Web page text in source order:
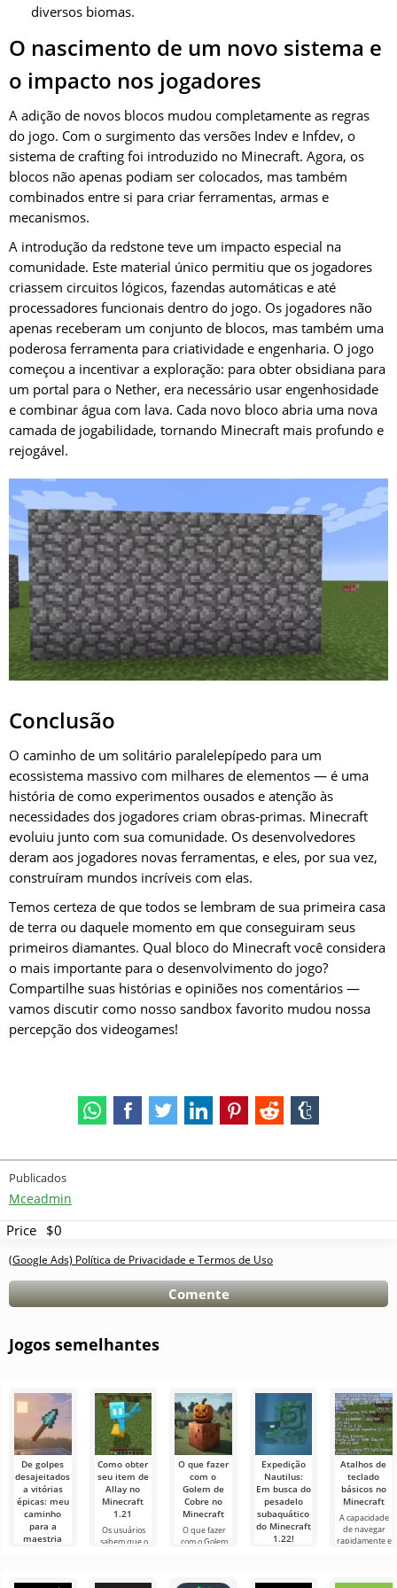
diversos biomas.
O nascimento de um novo sistema e
o impacto nos jogadores
A adição de novos blocos mudou completamente as regras
do jogo. Com o surgimento das versões Indev e Infdev, o
sistema de crafting foi introduzido no Minecraft. Agora, os
blocos não apenas podiam ser colocados, mas também
combinados entre si para criar ferramentas, armas e
mecanismos.
A introdução da redstone teve um impacto especial na
comunidade. Este material único permitiu que os jogadores
criassem circuitos lógicos, fazendas automáticas e até
processadores funcionais dentro do jogo. Os jogadores não
apenas receberam um conjunto de blocos, mas também uma
poderosa ferramenta para criatividade e engenharia. O jogo
começou a incentivar a exploração: para obter obsidiana para
um portal para o Nether, era necessário usar engenhosidade
e combinar água com lava. Cada novo bloco abria uma nova
camada de jogabilidade, tornando Minecraft mais profundo e
rejogável.
Conclusão
O caminho de um solitário paralelepípedo para um
ecossistema massivo com milhares de elementos — é uma
história de como experimentos ousados e atenção às
necessidades dos jogadores criam obras-primas. Minecraft
evoluiu junto com sua comunidade. Os desenvolvedores
deram aos jogadores novas ferramentas, e eles, por sua vez,
construíram mundos incríveis com elas.
Temos certeza de que todos se lembram de sua primeira casa
de terra ou daquele momento em que conseguiram seus
primeiros diamantes. Qual bloco do Minecraft você considera
o mais importante para o desenvolvimento do jogo?
Compartilhe suas histórias e opiniões nos comentários —
vamos discutir como nosso sandbox favorito mudou nossa
percepção dos videogames!
Publicados
Mceadmin
Price $0
(Google Ads) Política de Privacidade e Termos de Uso
Comente
Jogos semelhantes
De golpes
desajeitados
a vitórias
épicas: meu
caminho
para a
maestria
Como obter
seu item de
Allay no
Minecraft
1.21
Os usuários
sabem que o
O que fazer
com o
Golem de
Cobre no
Minecraft
O que fazer
com o Golem
Expedição
Nautilus:
Em busca do
pesadelo
subaquático
do Minecraft
1.22!
Atalhos de
teclado
básicos no
Minecraft
A capacidade
de navegar
rapidamente e